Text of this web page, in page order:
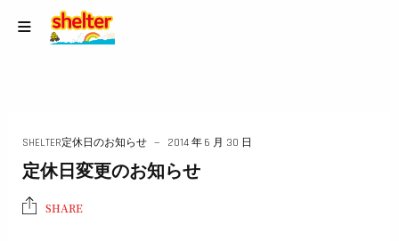
SHELTER定休日のお知らせ 2014 年 6 月 30 日
定休日変更のお知らせ
SHARE